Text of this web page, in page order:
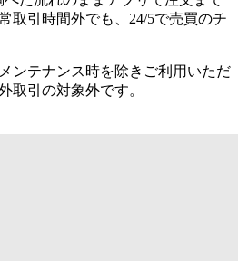
取引時間外でも、24/5で売買のチ
ンテナンス時を除きご利用いただ
取引の対象外です。